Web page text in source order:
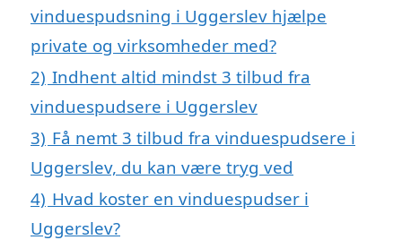
vinduespudsning i Uggerslev hjælpe
private og virksomheder med?
2) Indhent altid mindst 3 tilbud fra
vinduespudsere i Uggerslev
3) Få nemt 3 tilbud fra vinduespudsere i
Uggerslev, du kan være tryg ved
4) Hvad koster en vinduespudser i
Uggerslev?